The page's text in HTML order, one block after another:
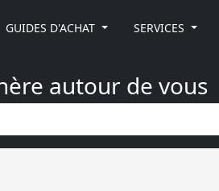
GUIDES D'ACHAT SERVICES
autour de vous